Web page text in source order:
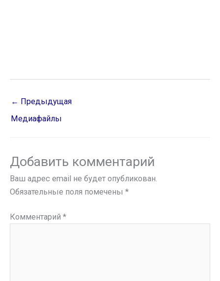
← Предыдущая
Медиафайлы
Добавить комментарий
Ваш адрес email не будет опубликован.
Обязательные поля помечены *
Комментарий *